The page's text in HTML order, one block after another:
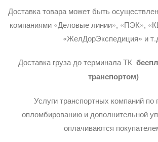
Доставка товара может быть
компаниями «Деловые линии», «ПЭК»,
«ЖелДорЭкспедиция» и
Доставка груза до терминала ТК
транспортом)
Услуги транспортных компаний по
опломбированию и дополнительной
оплачиваются